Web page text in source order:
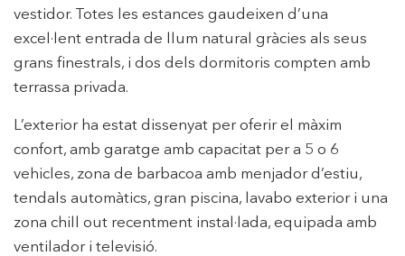
vestidor. Totes les estances gaudeixen d’una
excel·lent entrada de llum natural gràcies als seus
grans finestrals, i dos dels dormitoris compten amb
terrassa privada.
L’exterior ha estat dissenyat per oferir el màxim
confort, amb garatge amb capacitat per a 5 o 6
vehicles, zona de barbacoa amb menjador d’estiu,
tendals automàtics, gran piscina, lavabo exterior i una
zona chill out recentment instal·lada, equipada amb
ventilador i televisió.
Aquest lloc web utilitza cookies pròpies per recopilar
informació amb la finalitat de millorar els nostres serveis.
Si continua navegant, suposa l'acceptació de la instal·lació
de les mateixes. L'usuari té la possibilitat de configurar el
navegador podent, si així ho desitja, impedir que siguin
instal·lades al disc dur, encara que haurà de tenir en
compte que aquesta acció podrà ocasionar dificultats de
Analítiques i personalització
Permeten fer el seguiment i l'anàlisi del comportament
dels usuaris d'aquest lloc web. La informació recollida
mitjançant aquest tipus de cookies s'utilitza en el
mesurament de l'activitat del web per a l'elaboració de
perfils de navegació dels usuaris per introduir millores en